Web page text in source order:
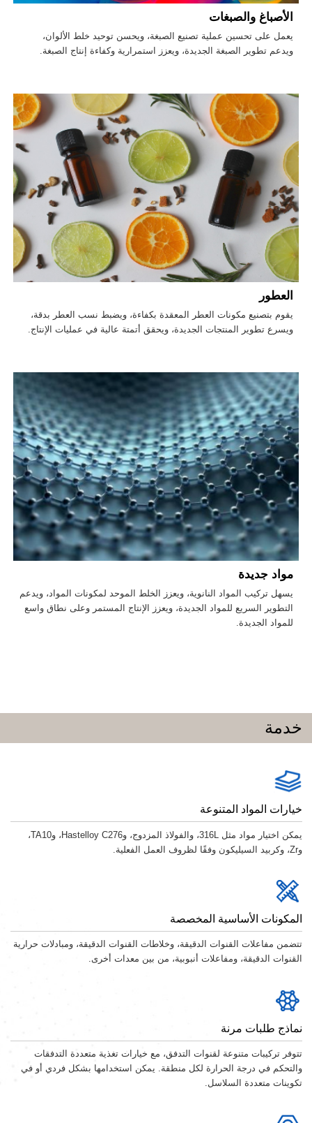
الأصباغ والصبغات
يعمل على تحسين عملية تصنيع الصبغة، ويحسن توحيد خلط الألوان،
ويدعم تطوير الصبغة الجديدة، ويعزز استمرارية وكفاءة إنتاج الصبغة.
العطور
يقوم بتصنيع مكونات العطر المعقدة بكفاءة، ويضبط نسب العطر بدقة،
ويسرع تطوير المنتجات الجديدة، ويحقق أتمتة عالية في عمليات الإنتاج.
مواد جديدة
يسهل تركيب المواد النانوية، ويعزز الخلط الموحد لمكونات المواد، ويدعم
التطوير السريع للمواد الجديدة، ويعزز الإنتاج المستمر وعلى نطاق واسع
للمواد الجديدة.
خدمة
خيارات المواد المتنوعة
يمكن اختيار مواد مثل 316L، والفولاذ المزدوج، وHastelloy C276، وTA10،
وZr، وكربيد السيليكون وفقًا لظروف العمل الفعلية.
المكونات الأساسية المخصصة
تتضمن مفاعلات القنوات الدقيقة، وخلاطات القنوات الدقيقة، ومبادلات حرارية
القنوات الدقيقة، ومفاعلات أنبوبية، من بين معدات أخرى.
نماذج طلبات مرنة
تتوفر تركيبات متنوعة لقنوات التدفق، مع خيارات تغذية متعددة التدفقات
والتحكم في درجة الحرارة لكل منطقة. يمكن استخدامها بشكل فردي أو في
تكوينات متعددة السلاسل.